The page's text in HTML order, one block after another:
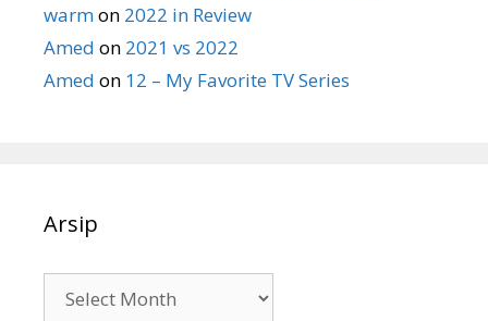
warmon 2022 in Review
Amed on 2021 vs 2022
Amed on 12 – My Favorite TV Series
Arsip